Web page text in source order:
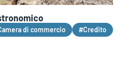
di commercio
#Credito